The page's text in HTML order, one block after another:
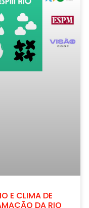
E CLIMA DE
DA RIO